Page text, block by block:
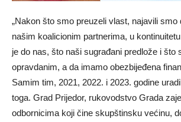
„Nakon što smo preuzeli vlast, najavili smo
našim koalicionim partnerima, u
je do nas, što naši sugrađani predlože i što
opravdanim, a da imamo obezbijeđena
Samim tim, 2021, 2022. i 2023. godine
toga. Grad Prijedor, rukovodstvo Grada
odbornicima koji čine skupštinsku većinu,